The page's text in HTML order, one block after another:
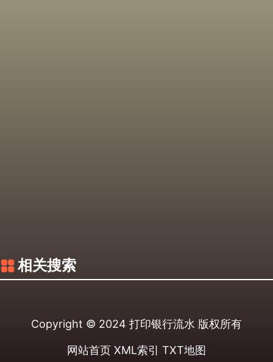
相关搜索
Copyright © 2024 打印银行流水 版权所有
网站首页 XML索引 TXT地图